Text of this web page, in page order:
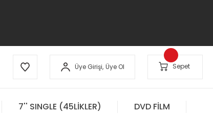
Üye Girişi, Üye Ol Sepet
7'' SINGLE (45LİKLER) DVD FİLM